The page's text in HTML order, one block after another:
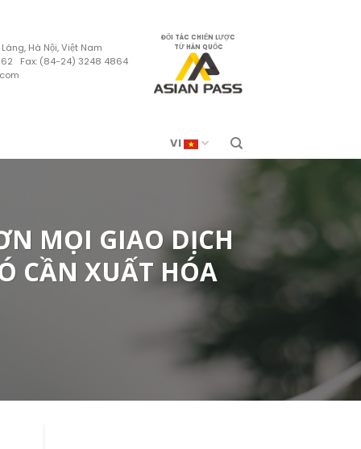
Hà Nội, Việt Nam
Fax: (84-24) 3248 4864
ĐỐI TÁC CHIẾN LƯỢC
TỪ HÀN QUỐC
VI
MỌI GIAO DỊCH
CẦN XUẤT HÓA